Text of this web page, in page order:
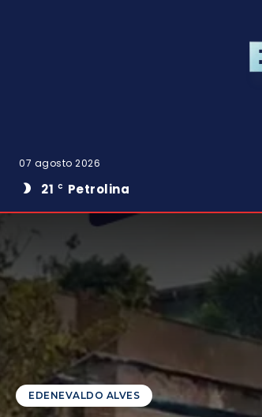
07 agosto 2026
21 C Petrolina
EDENEVALDO ALVES